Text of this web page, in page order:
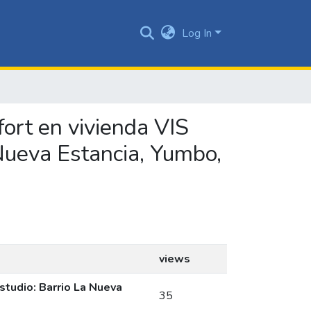
Log In
en vivienda VIS
Estancia, Yumbo,
views
Barrio La Nueva
35